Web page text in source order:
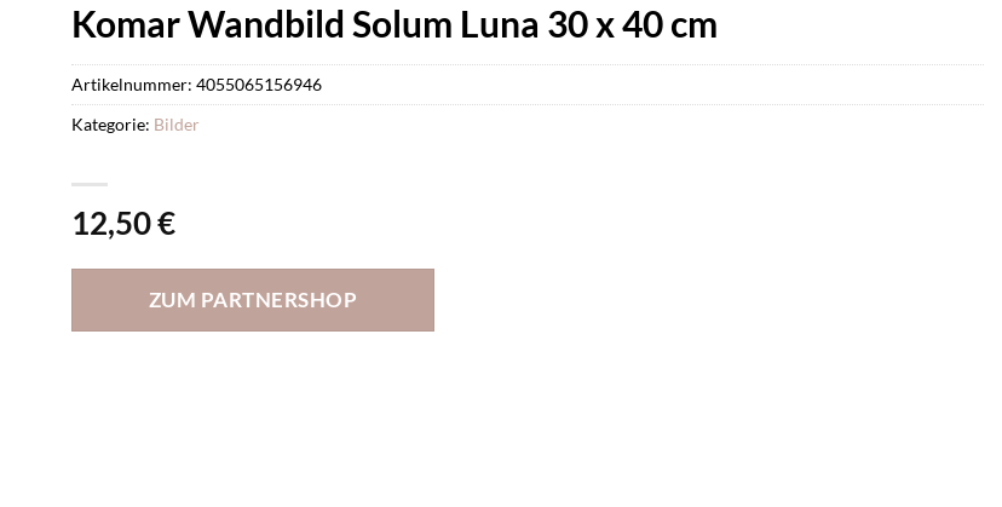
Komar Wandbild Solum Luna 30 x 40 cm
12,50€
ZUM PARTNERSHOP
Artikelnummer: 4055065156946
Kategorie: Bilder